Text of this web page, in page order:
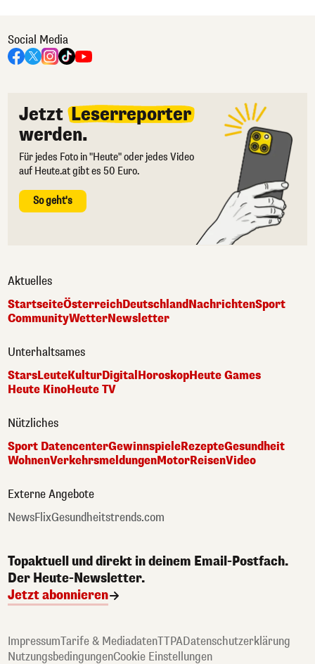
Social Media
Jetzt Leserreporter
werden.
Für jedes Foto in "Heute" oder jedes Video
auf Heute.at gibt es 50 Euro.
So geht's
Aktuelles
StartseiteÖsterreichDeutschlandNachrichtenSport
CommunityWetterNewsletter
Unterhaltsames
StarsLeuteKulturDigitalHoroskopHeute Games
Heute KinoHeute TV
Nützliches
Sport DatencenterGewinnspieleRezepteGesundheit
WohnenVerkehrsmeldungenMotorReisenVideo
Externe Angebote
NewsFlixGesundheitstrends.com
Topaktuell und direkt in deinem Email-Postfach.
Der Heute-Newsletter.
Jetzt abonnieren
ImpressumTarife & MediadatenTTPADatenschutzerklärung
NutzungsbedingungenCookie Einstellungen